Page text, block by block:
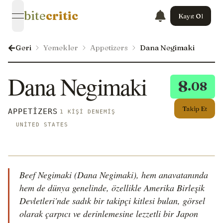
open navigation menu
bitecritic Kayıt Ol
Geri Yemekler Appetizers Dana Negimaki
8.08
Takip Et
Dana Negimaki
APPETIZERS 1 KIŞI DENEMIŞ
UNITED STATES
Beef Negimaki (Dana Negimaki), hem anavatanında
hem de dünya genelinde, özellikle Amerika Birleşik
Devletleri'nde sadık bir takipçi kitlesi bulan, görsel
olarak çarpıcı ve derinlemesine lezzetli bir Japon